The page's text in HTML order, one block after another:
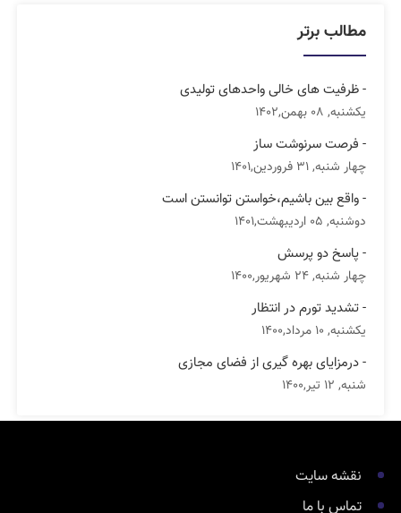
مطالب برتر
- ظرفیت های خالی واحدهای تولیدی
یکشنبه, 08 بهمن,1402
- فرصت سرنوشت ساز
چهار شنبه, 31 فروردین,1401
- واقع بین باشیم،خواستن توانستن است
دوشنبه, 05 اردیبهشت,1401
- پاسخ دو پرسش
چهار شنبه, 24 شهریور,1400
- تشدید تورم در انتظار
یکشنبه, 10 مرداد,1400
- درمزایای بهره گیری از فضای مجازی
شنبه, 12 تیر,1400
نقشه سایت
تماس با ما